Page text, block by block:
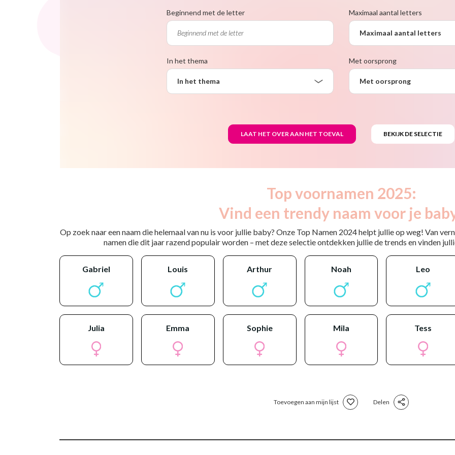
Beginnend met de letter Maximaal aantal letters
Maximaal aantal letters
In het thema
In het thema
Met oorsprong
Met oorsprong
Top voornamen 2025:
Vind een trendy naam voor je
Op zoek naar een naam die helemaal van nu is voor jullie baby? Onze Top Namen 2024 helpt jullie op weg! Van
namen die dit jaar razend populair worden – met deze selectie ontdekken jullie de trends en vinden
gabriel louis arthur noah leo
julia emma sophie mila tess
Toevoegen aan mijn lijst Delen